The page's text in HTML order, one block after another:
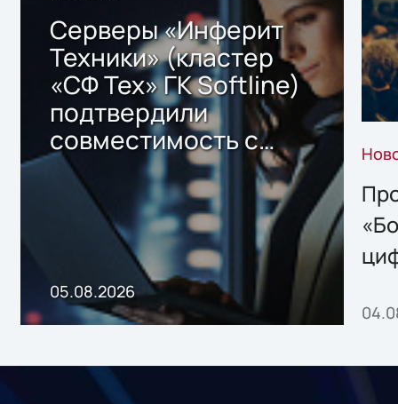
Серверы «Инферит
Техники» (кластер
«СФ Тех» ГК Softline)
подтвердили
совместимость с
решением Sharx
Storage 2.x для
хранения данных
05.08.2026